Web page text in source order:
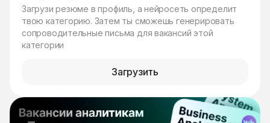
Загрузи резюме в профиль, а нейросеть определит
твою категорию. Затем ты сможешь генерировать
сопроводительные письма для вакансий этой
категории
Загрузить